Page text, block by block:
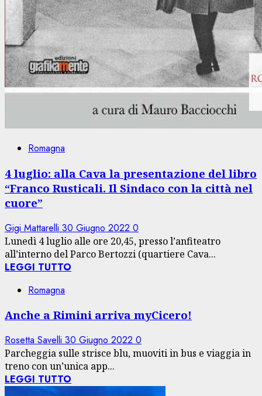
Romagna
4 luglio: alla Cava la presentazione del libro
“Franco Rusticali. Il Sindaco con la città nel
cuore”
Gigi Mattarelli 30 Giugno 2022 0
Lunedì 4 luglio alle ore 20,45, presso l’anfiteatro
all’interno del Parco Bertozzi (quartiere Cava...
LEGGI TUTTO
Romagna
Anche a Rimini arriva myCicero!
Rosetta Savelli 30 Giugno 2022 0
Parcheggia sulle strisce blu, muoviti in bus e viaggia in
treno con un’unica app...
LEGGI TUTTO